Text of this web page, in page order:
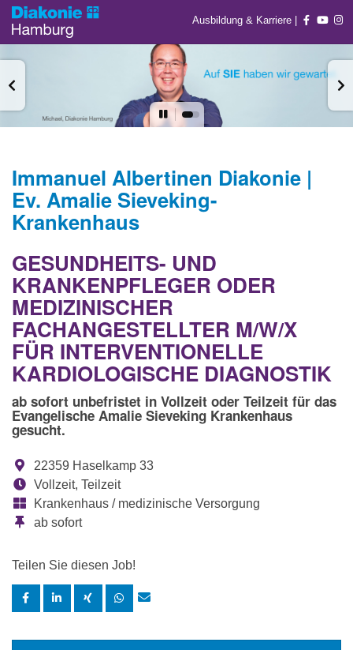
Ausbildung & Karriere |
Immanuel Albertinen Diakonie |
Ev. Amalie Sieveking-
Krankenhaus
GESUNDHEITS- UND
KRANKENPFLEGER ODER
MEDIZINISCHER
FACHANGESTELLTER M/W/X
FÜR INTERVENTIONELLE
KARDIOLOGISCHE DIAGNOSTIK
ab sofort unbefristet in Vollzeit oder Teilzeit für das
Evangelische Amalie Sieveking Krankenhaus
gesucht.
22359 Haselkamp 33
Vollzeit, Teilzeit
Krankenhaus / medizinische Versorgung
ab sofort
Teilen Sie diesen Job!